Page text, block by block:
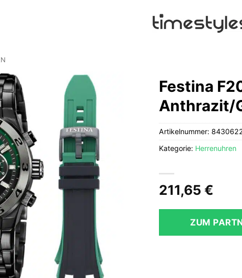
Festina
Anthrazit/
211,65 €
ZUM
Artikelnummer:
Kategorie: Herrenuhren